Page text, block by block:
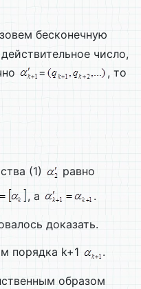
бесконечную
число,
=
, то
(1)
равно
, а .
доказать.
порядка k+1 .
образом